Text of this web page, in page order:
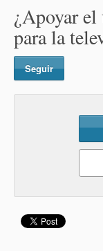
¿Apoyar
para la
Seguir